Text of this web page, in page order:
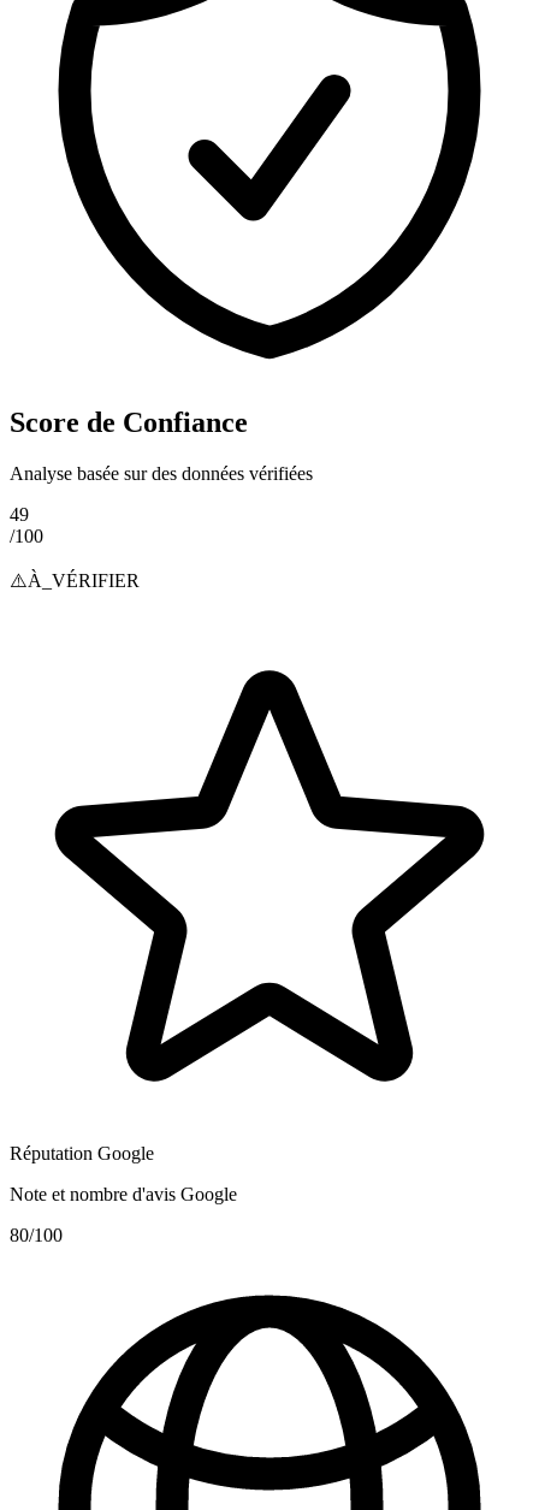
Score de Confiance
Analyse basée sur des données vérifiées
49
/100
⚠️À_VÉRIFIER
Réputation Google
Note et nombre d'avis Google
80/100